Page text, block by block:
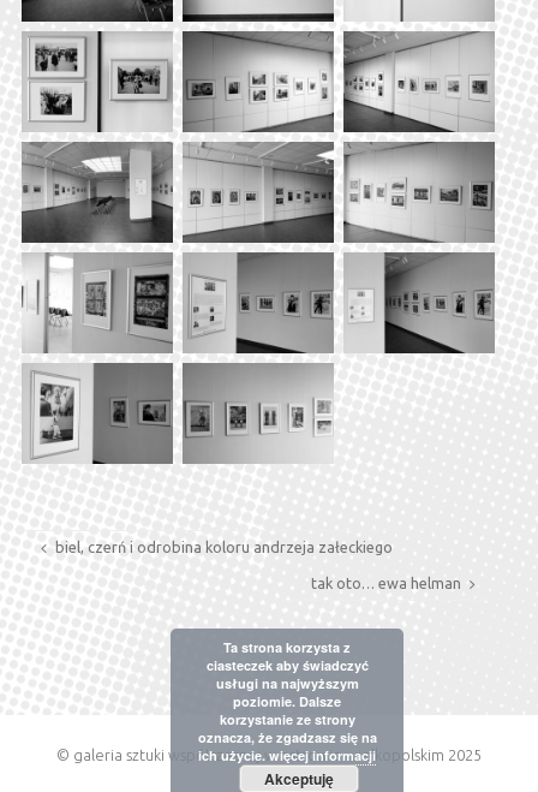
biel, czerń i odrobina koloru andrzeja załeckiego
tak oto… ewa helman
© galeria sztuki współczesnej w ostrowie wielkopolskim 2025
Ta strona korzysta z
ciasteczek aby świadczyć
usługi na najwyższym
poziomie. Dalsze
korzystanie ze strony
oznacza, że zgadzasz się na
ich użycie. więcej informacji
Akceptuję